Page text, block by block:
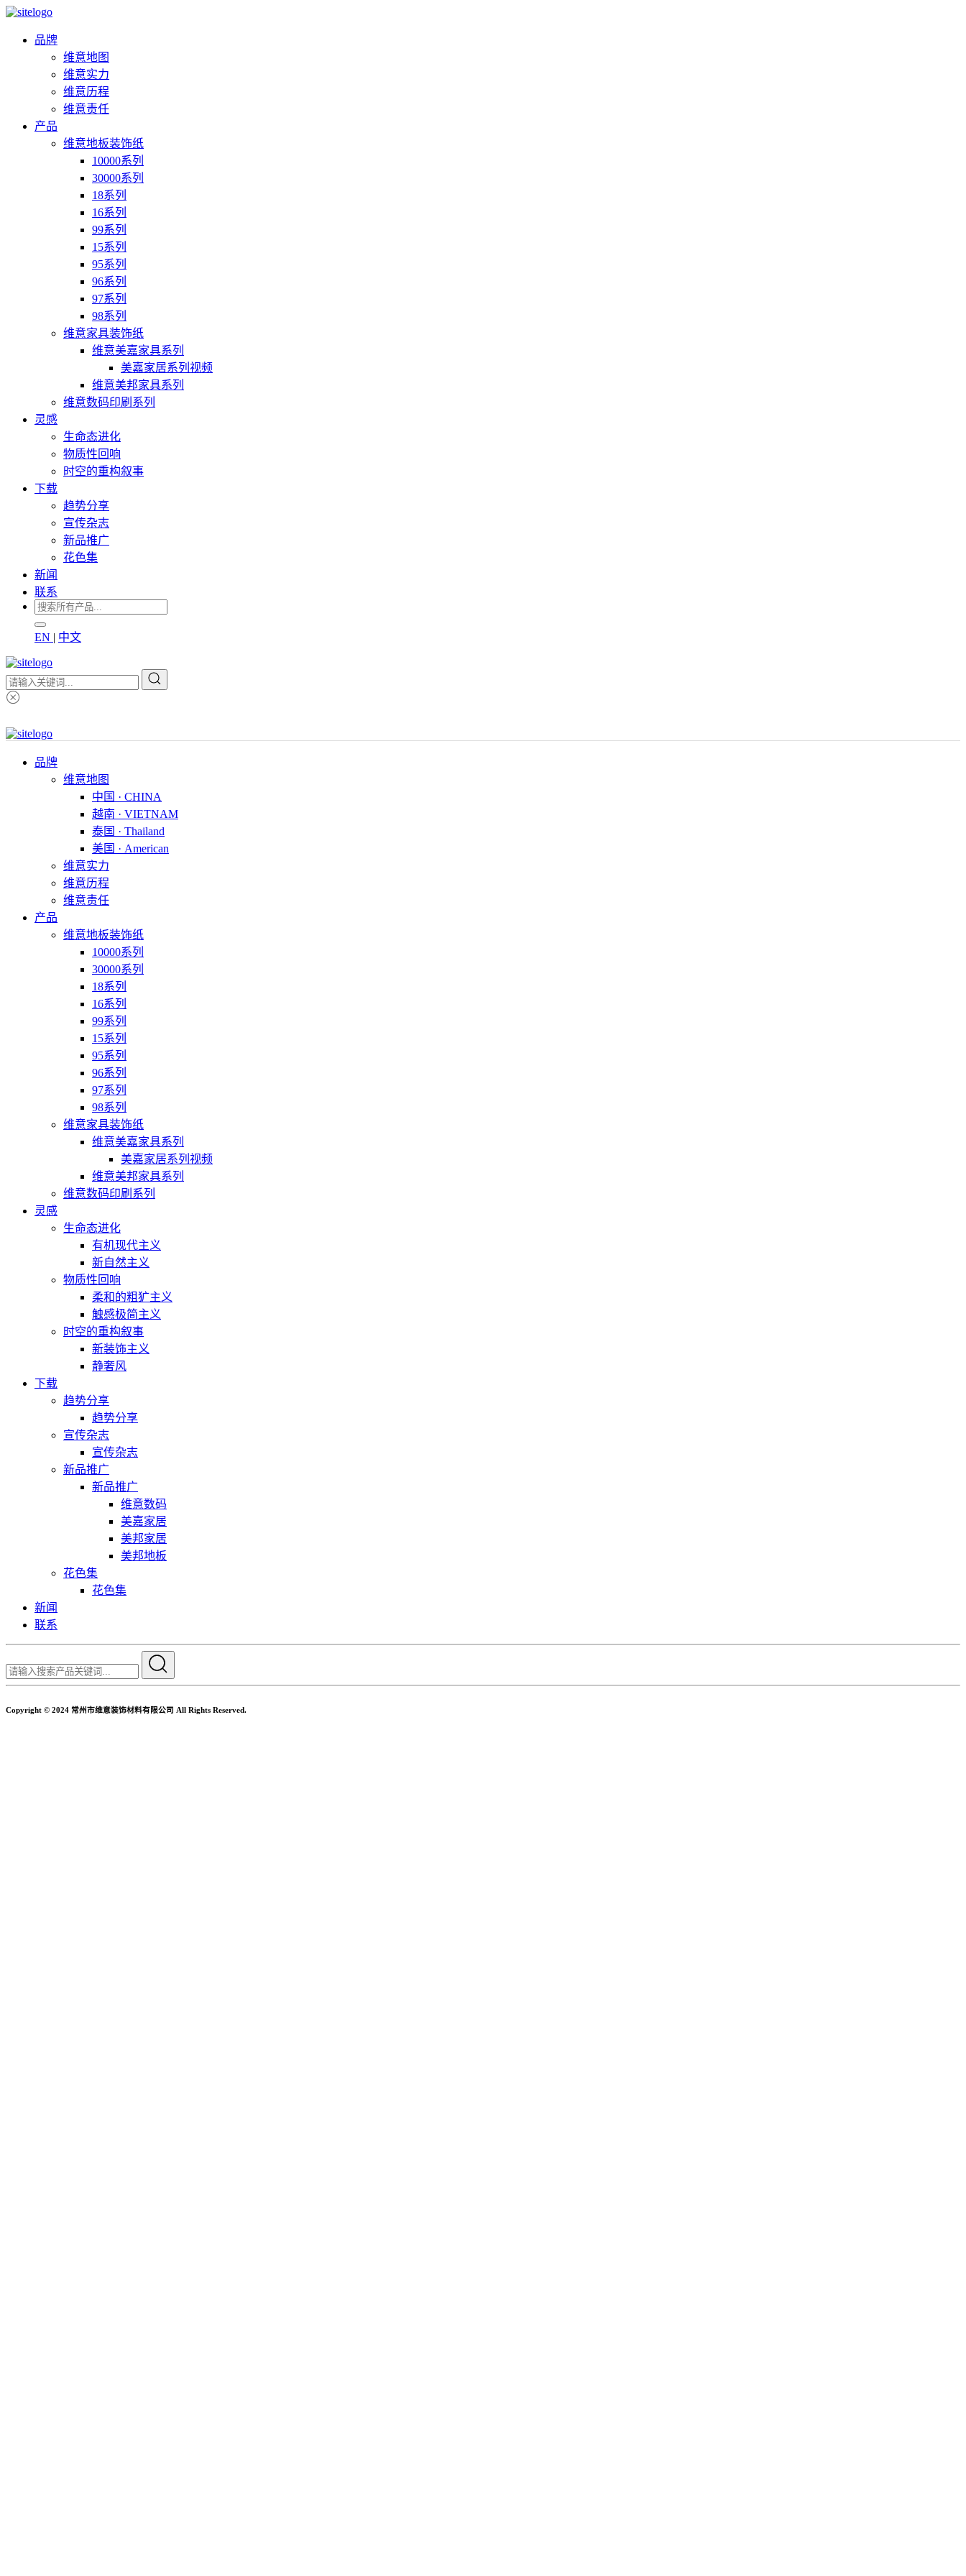
品牌
维意地图
维意实力
维意历程
维意责任
产品
维意地板装饰纸
10000系列
30000系列
18系列
16系列
99系列
15系列
95系列
96系列
97系列
98系列
维意家具装饰纸
维意美嘉家具系列
美嘉家居系列视频
维意美邦家具系列
维意数码印刷系列
灵感
生命态进化
物质性回响
时空的重构叙事
下载
趋势分享
宣传杂志
新品推广
花色集
新闻
联系
EN | 中文
品牌
维意地图
中国 · CHINA
越南 · VIETNAM
泰国 · Thailand
美国 · American
维意实力
维意历程
维意责任
产品
维意地板装饰纸
10000系列
30000系列
18系列
16系列
99系列
15系列
95系列
96系列
97系列
98系列
维意家具装饰纸
维意美嘉家具系列
美嘉家居系列视频
维意美邦家具系列
维意数码印刷系列
灵感
生命态进化
有机现代主义
新自然主义
物质性回响
柔和的粗犷主义
触感极简主义
时空的重构叙事
新装饰主义
静奢风
下载
趋势分享
趋势分享
宣传杂志
宣传杂志
新品推广
新品推广
维意数码
美嘉家居
美邦家居
美邦地板
花色集
花色集
新闻
联系
Copyright © 2024 常州市维意装饰材料有限公司 All Rights Reserved.